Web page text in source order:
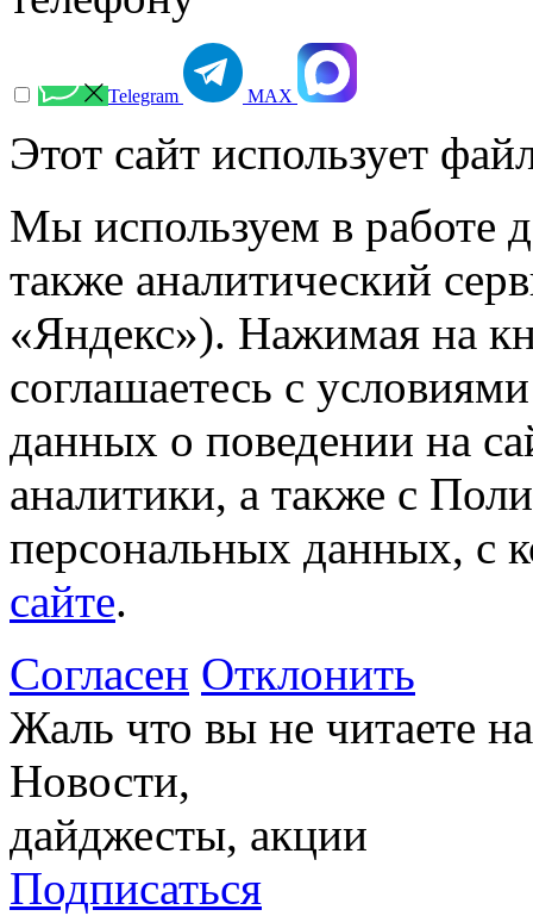
Telegram МАХ
Этот сайт использует
Мы используем в работе
также аналитический
«Яндекс»). Нажимая на
соглашаетесь с
данных о поведении на
аналитики, а также с
персональных данных, с
сайте.
Согласен Отклонить
Жаль что вы не читаете
Новости,
дайджесты, акции
Подписаться